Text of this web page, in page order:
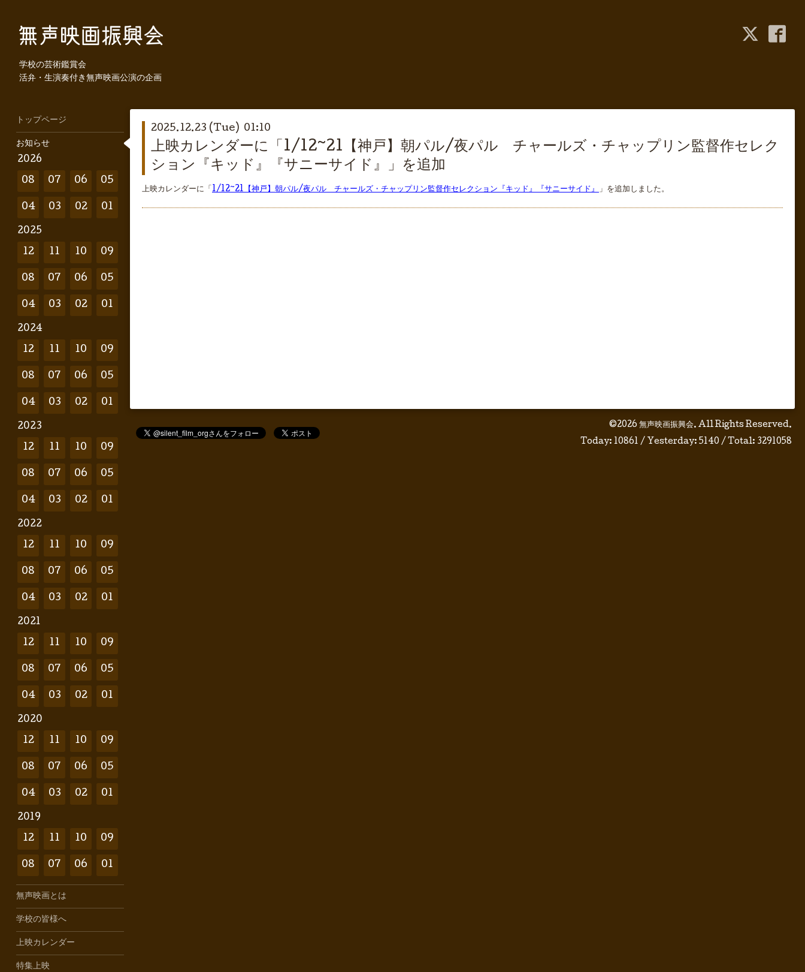
学校の芸術鑑賞会
活弁・生演奏付き無声映画公演の企画
2025.12.23 (Tue) 01:10
上映カレンダーに「1/12~21【神戸】朝パル/夜パル チャールズ・チャップリン監督作セレク
ション『キッド』『サニーサイド』」を追加
上映カレンダーに「 1/12~21【神戸】朝パル/夜パル チャールズ・チャップリン監督作セレクション『キッド』『サニーサイド』 」を追加しました。
©2026 無声映画振興会. All Rights Reserved.
Today: 10861 / Yesterday: 5140 / Total: 3291058
トップページ
お知らせ
2026
08 07 06 05
04 03 02 01
2025
12 11 10 09
08 07 06 05
04 03 02 01
2024
12 11 10 09
08 07 06 05
04 03 02 01
2023
12 11 10 09
08 07 06 05
04 03 02 01
2022
12 11 10 09
08 07 06 05
04 03 02 01
2021
12 11 10 09
08 07 06 05
04 03 02 01
2020
12 11 10 09
08 07 06 05
04 03 02 01
2019
12 11 10 09
08 07 06 01
無声映画とは
学校の皆様へ
上映カレンダー
特集上映